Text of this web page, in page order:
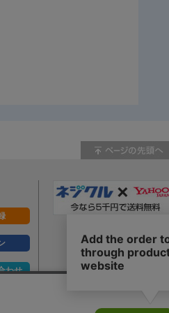
わせ